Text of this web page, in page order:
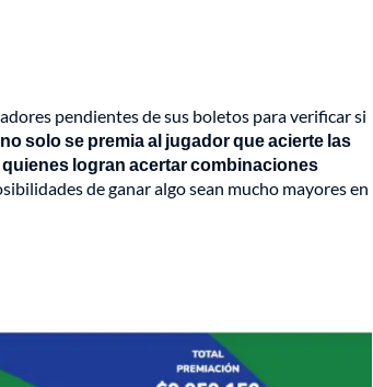
pendientes de sus boletos para verificar si
solo se premia al jugador que acierte las
logran acertar combinaciones
de ganar algo sean mucho mayores en